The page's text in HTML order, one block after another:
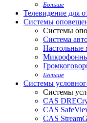
Больше
Телевидение для
Системы
Системы
Система
Настольные
Больше
Системы
Системы
CAS
CAS
CAS